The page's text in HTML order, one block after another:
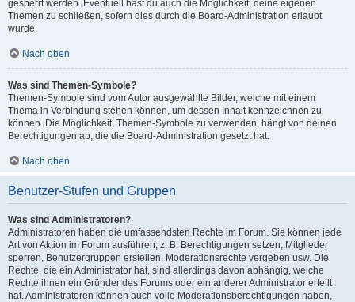
gesperrt werden. Eventuell hast du auch die Möglichkeit, deine eigenen
Themen zu schließen, sofern dies durch die Board-Administration erlaubt
wurde.
Nach oben
Was sind Themen-Symbole?
Themen-Symbole sind vom Autor ausgewählte Bilder, welche mit einem
Thema in Verbindung stehen können, um dessen Inhalt kennzeichnen zu
können. Die Möglichkeit, Themen-Symbole zu verwenden, hängt von deinen
Berechtigungen ab, die die Board-Administration gesetzt hat.
Nach oben
Benutzer-Stufen und Gruppen
Was sind Administratoren?
Administratoren haben die umfassendsten Rechte im Forum. Sie können jede
Art von Aktion im Forum ausführen; z. B. Berechtigungen setzen, Mitglieder
sperren, Benutzergruppen erstellen, Moderationsrechte vergeben usw. Die
Rechte, die ein Administrator hat, sind allerdings davon abhängig, welche
Rechte ihnen ein Gründer des Forums oder ein anderer Administrator erteilt
hat. Administratoren können auch volle Moderationsberechtigungen haben,